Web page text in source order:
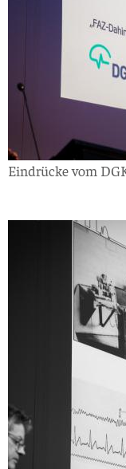
Eindrücke vom